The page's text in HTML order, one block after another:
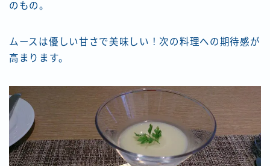
のもの。
ムースは優しい甘さで美味しい！次の料理への期待感が
高まります。